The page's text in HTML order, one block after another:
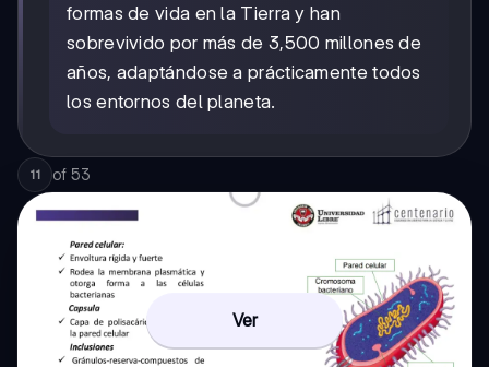
formas de vida en la Tierra y han
sobrevivido por más de 3,500 millones de
años, adaptándose a prácticamente todos
los entornos del planeta.
11 of 53
Ver